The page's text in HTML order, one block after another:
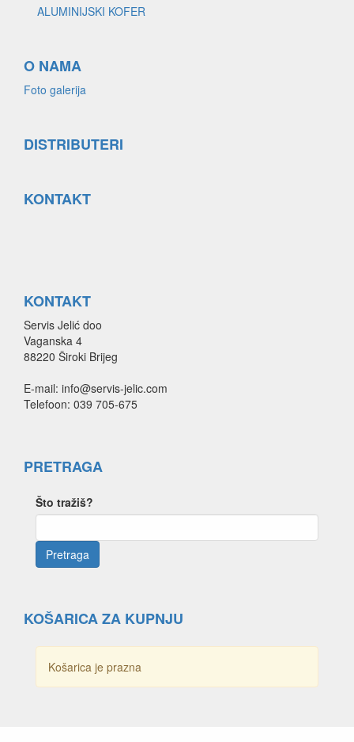
ALUMINIJSKI KOFER
O NAMA
Foto galerija
DISTRIBUTERI
KONTAKT
KONTAKT
Servis Jelić doo
Vaganska 4
88220 Široki Brijeg
E-mail: info@servis-jelic.com
Telefoon: 039 705-675
PRETRAGA
Što tražiš?
KOŠARICA ZA KUPNJU
Košarica je prazna